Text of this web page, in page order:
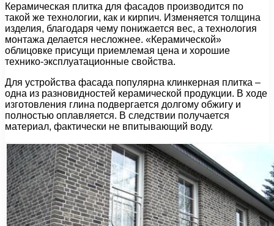
Керамическая плитка для фасадов производится по
такой же технологии, как и кирпич. Изменяется толщина
изделия, благодаря чему понижается вес, а технология
монтажа делается несложнее. «Керамической»
облицовке присущи приемлемая цена и хорошие
технико-эксплуатационные свойства.
Для устройства фасада популярна клинкерная плитка –
одна из разновидностей керамической продукции. В ходе
изготовления глина подвергается долгому обжигу и
полностью оплавляется. В следствии получается
материал, фактически не впитывающий воду.